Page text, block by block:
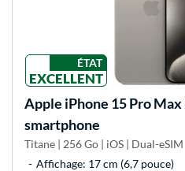
ÉTAT
EXCELLENT
Apple iPhone 15 Pro
smartphone
Titane | 256 Go | iOS | Dual-eSIM
Affichage: 17 cm (6,7 pouce)